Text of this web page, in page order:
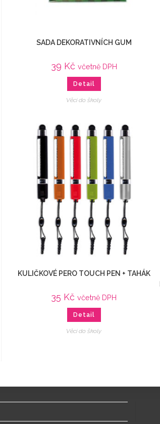
SADA DEKORATIVNÍCH GUM
39 Kč včetně DPH
Detail
Věci do školy
KULIČKOVÉ PERO TOUCH PEN + TAHÁK
35 Kč včetně DPH
Detail
Věci do školy